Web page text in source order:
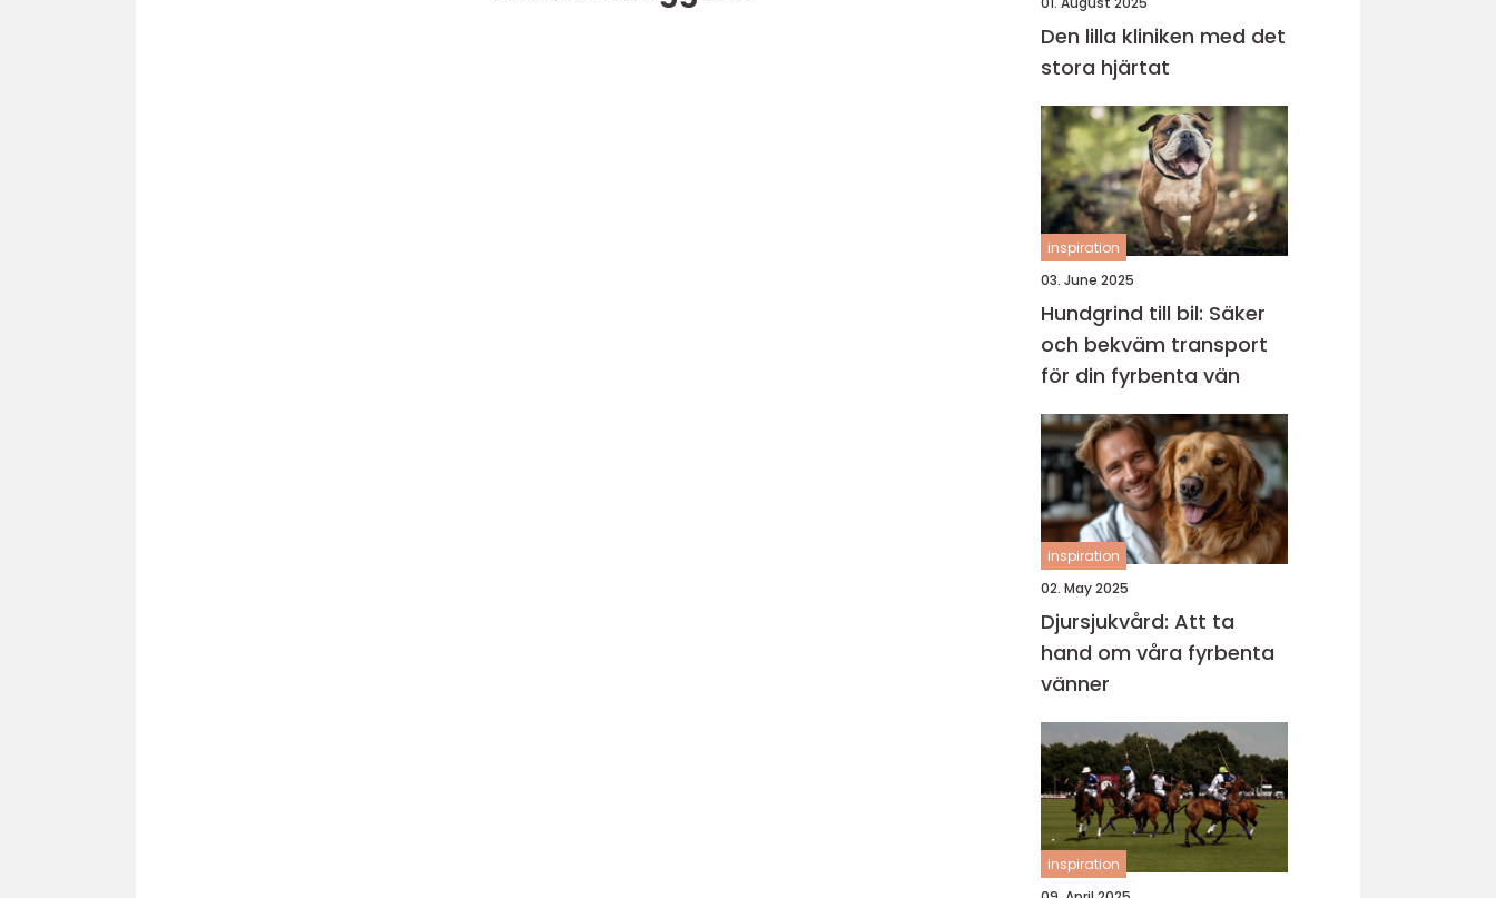
Den lilla kliniken med det
stora hjärtat
inspiration
03. June 2025
Hundgrind till bil: Säker
och bekväm transport
för din fyrbenta vän
inspiration
02. May 2025
Djursjukvård: Att ta
hand om våra fyrbenta
vänner
inspiration